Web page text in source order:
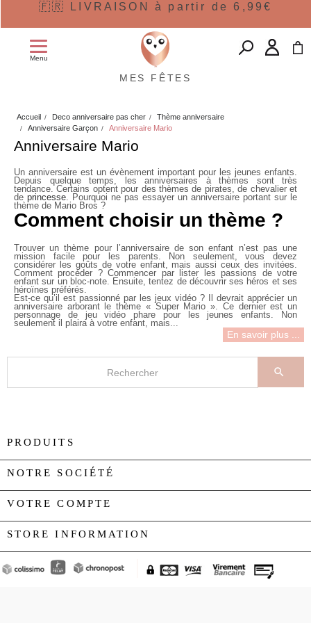
🇫🇷 LIVRAISON à partir de 6,99€
Menu
MES FÊTES
Accueil Deco anniversaire pas cher
Thème anniversaire
Anniversaire Garçon
Anniversaire Mario
Anniversaire Mario
Un anniversaire est un évènement important pour les jeunes enfants.
Depuis quelque temps, les anniversaires à thèmes sont très
tendance. Certains optent pour des thèmes de pirates, de chevalier et
de princesse. Pourquoi ne pas essayer un anniversaire portant sur le
thème de Mario Bros ?
Comment choisir un thème ?
Trouver un thème pour l’anniversaire de son enfant n’est pas une
mission facile pour les parents. Non seulement, vous devez
considérer les goûts de votre enfant, mais aussi ceux des invitées.
Comment procéder ? Commencer par lister les passions de votre
enfant sur un bloc-note. Ensuite, tentez de découvrir ses héros et ses
héroïnes préférés.
Est-ce qu’il est passionné par les jeux vidéo ? Il devrait apprécier un
anniversaire arborant le thème « Super Mario ». Ce dernier est un
personnage de jeu vidéo phare pour les jeunes enfants. Non
seulement il plaira à votre enfant, mais...
En savoir plus ...

PRODUITS
NOTRE SOCIÉTÉ
VOTRE COMPTE
STORE INFORMATION